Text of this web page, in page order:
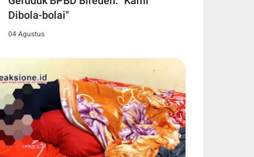
Dibola-bolai"
04 Agustus